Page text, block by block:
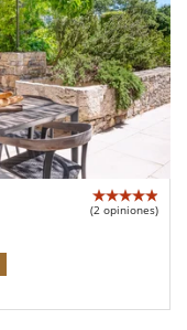
(2 opiniones)